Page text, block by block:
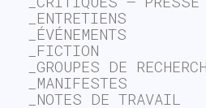
_ENTRETIENS
_ÉVÉNEMENTS
_FICTION
_GROUPES DE
_MANIFESTES
_NOTES DE TRAVAIL